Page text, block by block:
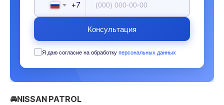
+7
Консультация
Я даю согласие на обработку персональных данных
🚘NISSAN PATROL